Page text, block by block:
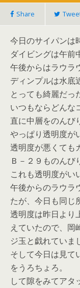
Share
今日のサイパンは
ダイビングは午前
午後からはラウラ
ディンプルは水底
とっても綺麗だっ
いつもならどんな
直に中層をのんび
やっぱり透明度が
透明度が悪くても
Ｂ－２９ものんび
これも透明度がい
午後からのラウラ
たが、今日も同じ
透明度は昨日より
えていたので、岡
ジ玉と戯れていま
そして今日は見て
をうろちょろ。
して隙をみてアタ